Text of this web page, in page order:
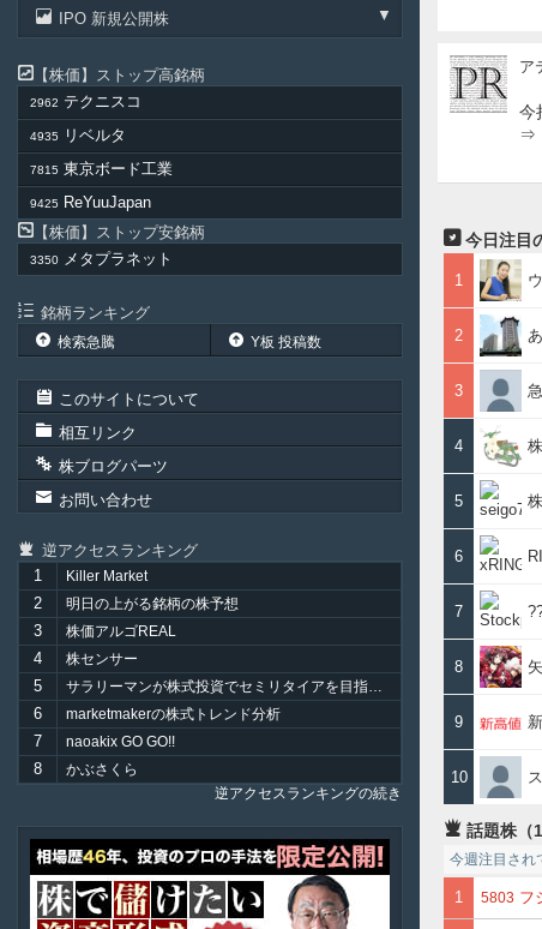
IPO 新規公開株
株価 ストップ高銘柄
2962 テクニスコ
4935 リベルタ
7815 東京ボード工業
9425
ReYuuJapan
株価
ストップ安銘柄
3350 メタプラネット
銘柄ランキング
検索急騰 Y板 投稿数
このサイトについて
相互リンク
株ブログパーツ
お問い合わせ
逆アクセスランキング
1
Killer Market
2 明日の上がる銘柄の株予想
3 株価アルゴREAL
4 株センサー
5 サラリーマンが株式投資でセミリタイアを目指してみました。
6 marketmakerの株式トレンド分析
7 naoakix GO GO!!
8
かぶさくら
逆アクセスランキングの続き
ア
ル
投
ア
今
⇒
今日注目
1
2
3
4
5
6
7
8
9
10
話題株（1
今週注目され
1 5803 フ